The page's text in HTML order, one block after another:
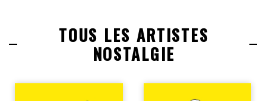
TOUS LES ARTISTES
NOSTALGIE